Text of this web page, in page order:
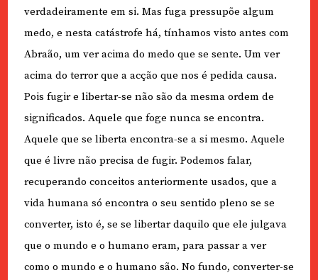
verdadeiramente em si. Mas fuga pressupõe algum
medo, e nesta catástrofe há, tínhamos visto antes com
Abraão, um ver acima do medo que se sente. Um ver
acima do terror que a acção que nos é pedida causa.
Pois fugir e libertar-se não são da mesma ordem de
significados. Aquele que foge nunca se encontra.
Aquele que se liberta encontra-se a si mesmo. Aquele
que é livre não precisa de fugir. Podemos falar,
recuperando conceitos anteriormente usados, que a
vida humana só encontra o seu sentido pleno se se
converter, isto é, se se libertar daquilo que ele julgava
que o mundo e o humano eram, para passar a ver
como o mundo e o humano são. No fundo, converter-se